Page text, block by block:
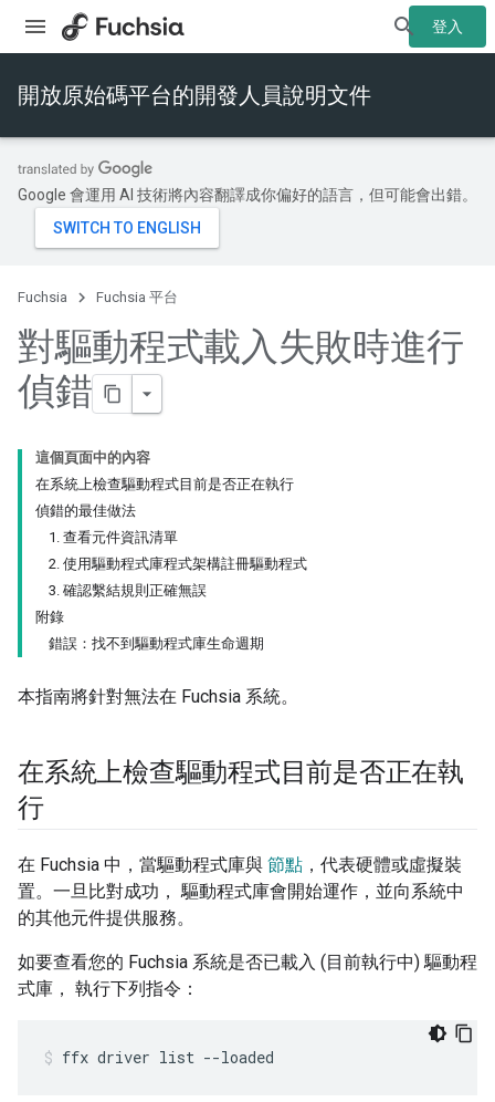
登入
開放原始碼平台的開發人員說明文件
Google 會運用 AI 技術將內容翻譯成你偏好的語言，但可能會出錯。
Fuchsia Fuchsia 平台
對驅動程式載入失敗時進行
偵錯
這個頁面中的內容
在系統上檢查驅動程式目前是否正在執行
偵錯的最佳做法
1. 查看元件資訊清單
2. 使用驅動程式庫程式架構註冊驅動程式
3. 確認繫結規則正確無誤
附錄
錯誤：找不到驅動程式庫生命週期
本指南將針對無法在 Fuchsia 系統。
在系統上檢查驅動程式目前是否正在執
行
在 Fuchsia 中，當驅動程式庫與 節點 ，代表硬體或虛擬裝
置。一旦比對成功， 驅動程式庫會開始運作，並向系統中
的其他元件提供服務。
如要查看您的 Fuchsia 系統是否已載入 (目前執行中) 驅動程
式庫， 執行下列指令：
ffx driver list --loaded